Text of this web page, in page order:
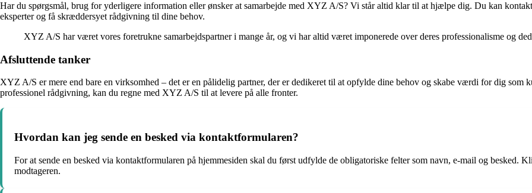
Har du spørgsmål, brug for yderligere information eller ønsker at samarbejde med XYZ A/S? Vi står altid klar til at hjælpe dig. Du kan
eksperter og få skræddersyet rådgivning til dine behov.
XYZ A/S har været vores foretrukne samarbejdspartner i mange år, og vi har altid været imponerede over deres professionalisme og
Afsluttende tanker
XYZ A/S er mere end bare en virksomhed – det er en pålidelig partner, der er dedikeret til at opfylde dine behov og skabe værdi for dig som
professionel rådgivning, kan du regne med XYZ A/S til at levere på alle fronter.
Hvordan kan jeg sende en besked via kontaktformularen?
For at sende en besked via kontaktformularen på hjemmesiden skal du først udfylde de obligatoriske felter som navn, e-mail og besked.
modtageren.